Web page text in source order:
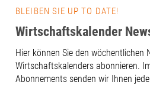
BLEIBEN SIE UP TO DATE!
Wirtschaftskalender
Hier können Sie den wöchentlichen
Wirtschaftskalenders abonnieren.
Abonnements senden wir Ihnen